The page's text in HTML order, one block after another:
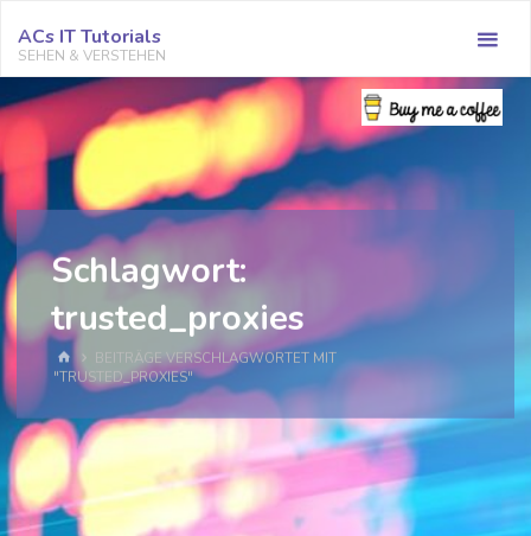
Inhalt
springen
ACs IT Tutorials
SEHEN & VERSTEHEN
Schlagwort:
trusted_proxies
START
BEITRÄGE VERSCHLAGWORTET MIT
"TRUSTED_PROXIES"